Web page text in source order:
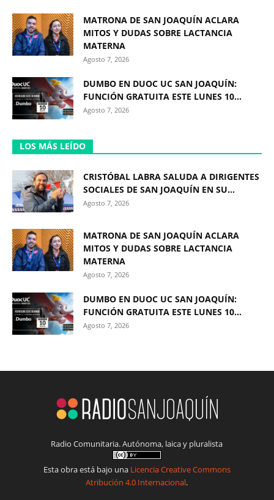
MATRONA DE SAN JOAQUÍN ACLARA
MITOS Y DUDAS SOBRE LACTANCIA
MATERNA
Agosto 7, 2026
DUMBO EN DUOC UC SAN JOAQUÍN:
FUNCIÓN GRATUITA ESTE LUNES 10...
Agosto 7, 2026
LOS MÁS LEÍDO
CRISTÓBAL LABRA SALUDA A DIRIGENTES
SOCIALES DE SAN JOAQUÍN EN SU...
Agosto 7, 2026
MATRONA DE SAN JOAQUÍN ACLARA
MITOS Y DUDAS SOBRE LACTANCIA
MATERNA
Agosto 7, 2026
DUMBO EN DUOC UC SAN JOAQUÍN:
FUNCIÓN GRATUITA ESTE LUNES 10...
Agosto 7, 2026
Radio Comunitaria. Autónoma, laica y pluralista
Esta obra está bajo una Licencia Creative Commons
Atribución 4.0 Internacional.